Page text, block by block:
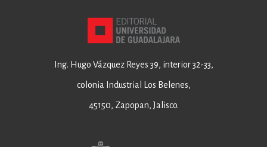
Ing. Hugo Vázquez Reyes 39, interior 32-33,
colonia Industrial Los Belenes,
45150, Zapopan, Jalisco.